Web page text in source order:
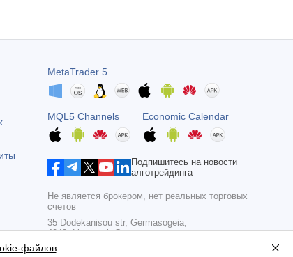
MetaTrader 5
MQL5 Channels Economic Calendar
Подпишитесь на новости
алготрейдинга
Не является брокером, нет реальных торговых
счетов
35 Dodekanisou str, Germasogeia,
4043, Limassol, Cyprus
Copyright 2000-2026,
файлов.